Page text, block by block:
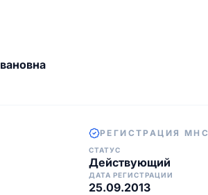
РЕГИСТРАЦИЯ МНС
СТАТУС
Действующий
ДАТА РЕГИСТРАЦИИ
25.09.2013